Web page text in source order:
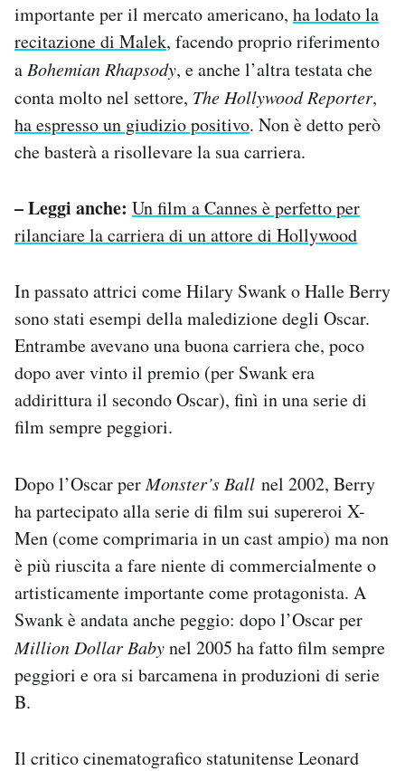
importante per il mercato americano, ha lodato la
recitazione di Malek, facendo proprio riferimento
a Bohemian Rhapsody, e anche l’altra testata che
conta molto nel settore, The Hollywood Reporter,
ha espresso un giudizio positivo. Non è detto però
che basterà a risollevare la sua carriera.
– Leggi anche: Un film a Cannes è perfetto per
rilanciare la carriera di un attore di Hollywood
In passato attrici come Hilary Swank o Halle Berry
sono stati esempi della maledizione degli Oscar.
Entrambe avevano una buona carriera che, poco
dopo aver vinto il premio (per Swank era
addirittura il secondo Oscar), finì in una serie di
film sempre peggiori.
Dopo l’Oscar perMonster’s Ball nel 2002, Berry
ha partecipato alla serie di film sui supereroi X-
Men (come comprimaria in un cast ampio) ma non
è più riuscita a fare niente di commercialmente o
artisticamente importante come protagonista. A
Swank è andata anche peggio: dopo l’Oscar per
Million Dollar Babynel 2005 ha fatto film sempre
peggiori e ora si barcamena in produzioni di serie
B.
Il critico cinematografico statunitense Leonard